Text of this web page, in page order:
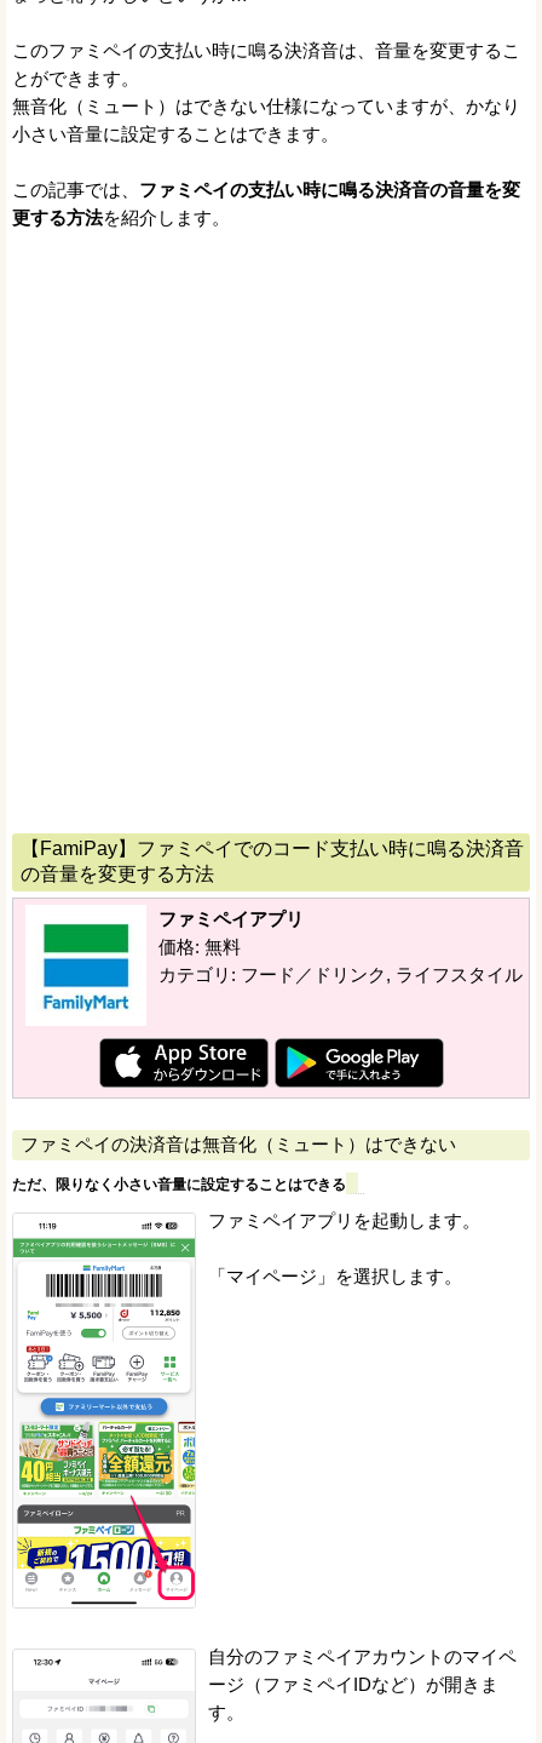
このファミペイの支払い時に鳴る決済音は、音量を変更するこ
とができます。
無音化（ミュート）はできない仕様になっていますが、かなり
小さい音量に設定することはできます。
この記事では、 ファミペイの支払い時に鳴る決済音の音量を変
更する方法を紹介します。
【FamiPay】ファミペイでのコード支払い時に鳴る決済音
の音量を変更する方法
ファミペイアプリ
価格: 無料
カテゴリ: フード／ドリンク, ライフスタイル
ファミペイの決済音は無音化（ミュート）はできない
ただ、限りなく小さい音量に設定することはできる
ファミペイアプリを起動します。
「マイページ」を選択します。
自分のファミペイアカウントのマイペ
ージ（ファミペイIDなど）が開きま
す。